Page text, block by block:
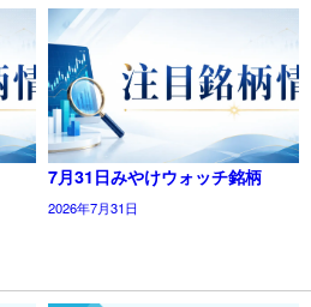
7月31日みやけウォッチ銘柄
2026年7月31日